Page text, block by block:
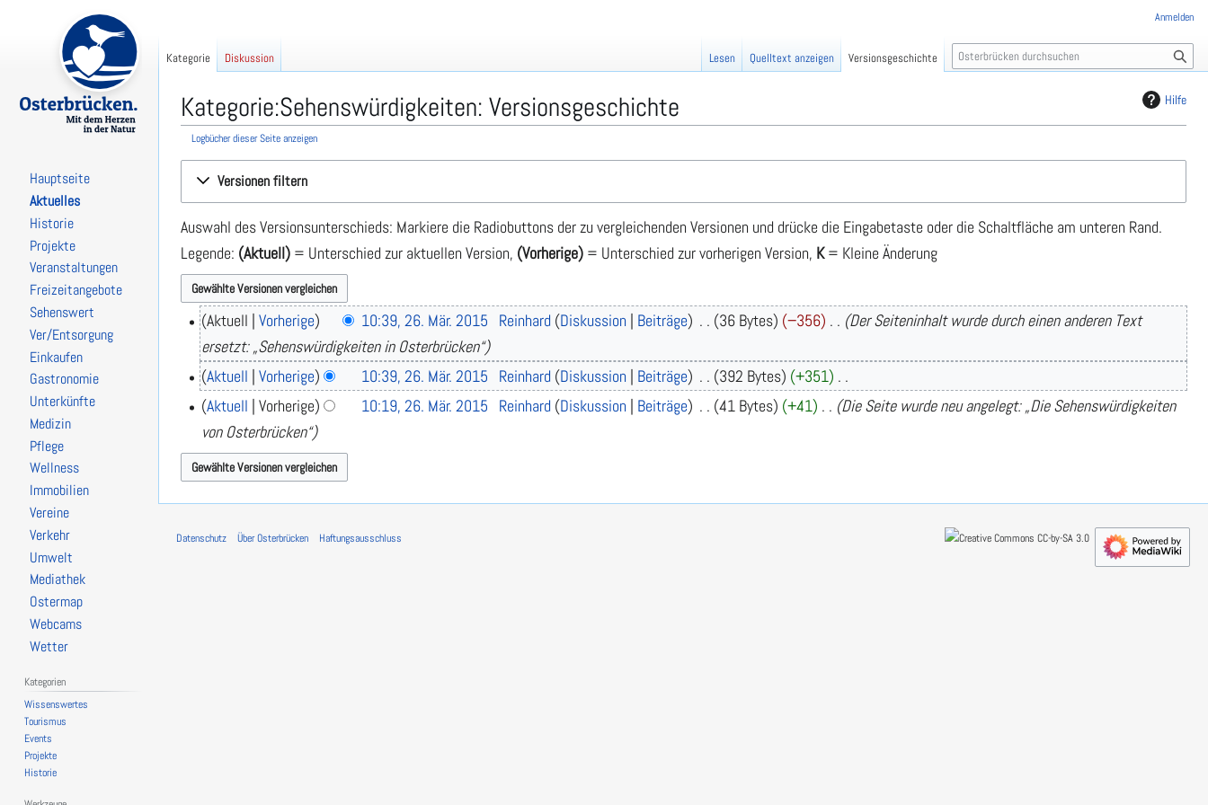
Hilfe
Kategorie:Sehenswürdigkeiten: Versionsgeschichte
Logbücher dieser Seite anzeigen
Navigation
springen
Suche
springen
Versionen filtern
Auswahl des Versionsunterschieds: Markiere die Radiobuttons der zu vergleichenden Versionen und drücke die Eingabetaste oder die Schaltfläche am unteren Rand.
Legende: (Aktuell) = Unterschied zur aktuellen Version, (Vorherige) = Unterschied zur vorherigen Version, K= Kleine Änderung
2
0
Aktuell Vorherige 10:39, 26. Mär. 2015 Reinhard Diskussion Beiträge 36 Bytes −356
Der Seiteninhalt wurde durch einen anderen Text
ersetzt: „Sehenswürdigkeiten in Osterbrücken“
Aktuell Vorherige 10:39, 26. Mär. 2015 Reinhard Diskussion Beiträge 392 Bytes
+351
K
e
i
n
e
B
Aktuell Vorherige 10:19, 26. Mär. 2015 Reinhard Diskussion Beiträge 41 Bytes +41
Die Seite wurde neu angelegt: „Die Sehenswürdigkeiten
von Osterbrücken“
Anmelden
Kategorie Diskussion Lesen Quelltext anzeigen Versionsgeschichte
S
u
Hauptseite
Aktuelles
Historie
Projekte
Veranstaltungen
Freizeitangebote
Sehenswert
Ver/Entsorgung
Einkaufen
Gastronomie
Unterkünfte
Medizin
Pflege
Wellness
Immobilien
Vereine
Verkehr
Umwelt
Mediathek
Ostermap
Webcams
Wetter
Kategorien
Wissenswertes
Tourismus
Events
Projekte
Historie
Datenschutz Über Osterbrücken Haftungsausschluss